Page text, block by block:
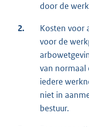
door de
2.
Kosten voor
voor de
van normaal
iedere
niet in
bestuur.